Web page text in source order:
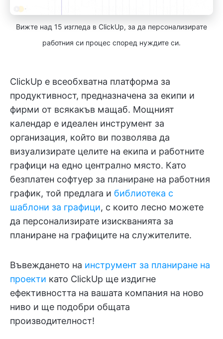
Вижте над 15 изгледа в ClickUp, за да персонализирате
работния си процес според нуждите си.
ClickUp е всеобхватна платформа за
продуктивност, предназначена за екипи и
фирми от всякакъв мащаб. Мощният
календар е идеален инструмент за
организация, който ви позволява да
визуализирате целите на екипа и работните
графици на едно централно място. Като
безплатен софтуер за планиране на работния
график, той предлага и библиотека с
шаблони за графици, с които лесно можете
да персонализирате изискванията за
планиране на графиците на служителите.
Въвеждането на инструмент за планиране на
проекти като ClickUp ще издигне
ефективността на вашата компания на ново
ниво и ще подобри общата
производителност!